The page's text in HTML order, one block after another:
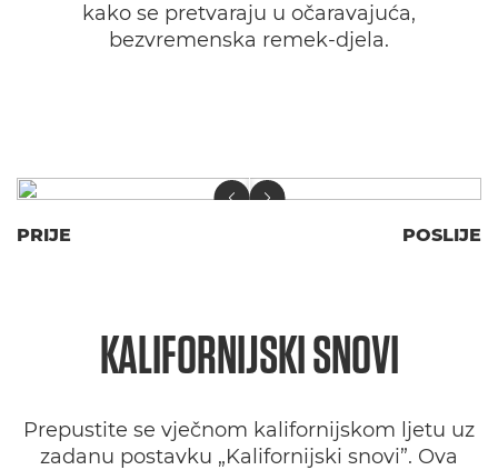
kako se pretvaraju u očaravajuća,
bezvremenska remek-djela.
PRIJE POSLIJE
KALIFORNIJSKI SNOVI
Prepustite se vječnom kalifornijskom ljetu uz
zadanu postavku „Kalifornijski snovi”. Ova